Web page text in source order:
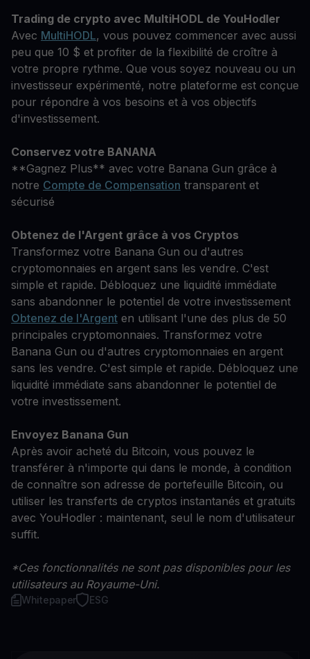
Trading de crypto avec MultiHODL de YouHodler
Avec MultiHODL, vous pouvez commencer avec aussi
peu que 10 $ et profiter de la flexibilité de croître à
votre propre rythme. Que vous soyez nouveau ou un
investisseur expérimenté, notre plateforme est conçue
pour répondre à vos besoins et à vos objectifs
d'investissement.
Conservez votre BANANA
**Gagnez Plus** avec votre Banana Gun grâce à
notre Compte de Compensation transparent et
sécurisé
Obtenez de l'Argent grâce à vos Cryptos
Transformez votre Banana Gun ou d'autres
cryptomonnaies en argent sans les vendre. C'est
simple et rapide. Débloquez une liquidité immédiate
sans abandonner le potentiel de votre investissement
Obtenez de l'Argent en utilisant l'une des plus de 50
principales cryptomonnaies. Transformez votre
Banana Gun ou d'autres cryptomonnaies en argent
sans les vendre. C'est simple et rapide. Débloquez une
liquidité immédiate sans abandonner le potentiel de
votre investissement.
Envoyez Banana Gun
Après avoir acheté du Bitcoin, vous pouvez le
transférer à n'importe qui dans le monde, à condition
de connaître son adresse de portefeuille Bitcoin, ou
utiliser les transferts de cryptos instantanés et gratuits
avec YouHodler : maintenant, seul le nom d'utilisateur
suffit.
*Ces fonctionnalités ne sont pas disponibles pour les
utilisateurs au Royaume-Uni.
Whitepaper ESG